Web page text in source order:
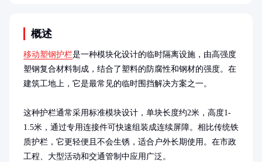
概述
移动塑钢护栏是一种模块化设计的临时隔离设施，由高强度
塑钢复合材料制成，结合了塑料的防腐性和钢材的强度。在
建筑工地上，它是最常见的临时围挡解决方案之一。
这种护栏通常采用标准模块设计，单块长度约2米，高度1-
1.5米，通过专用连接件可快速组装成连续屏障。相比传统铁
质护栏，它更轻便且不会生锈，适合户外长期使用。在市政
工程、大型活动和交通管制中应用广泛。